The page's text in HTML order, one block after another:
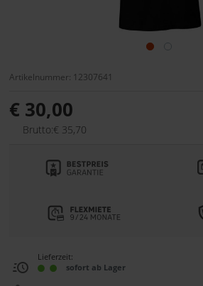
Artikelnummer: 12307641
€ 30,00
Brutto:€ 35,70
Lieferzeit:
sofort ab Lager